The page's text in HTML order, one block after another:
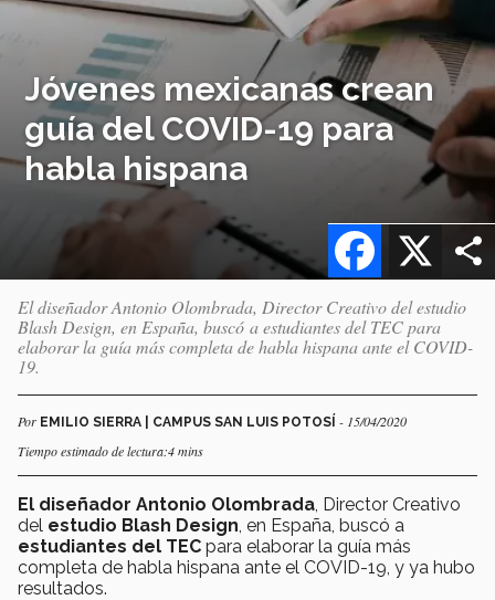
Jóvenes mexicanas crean
guía del COVID-19 para
habla hispana
X
Facebook
El diseñador Antonio Olombrada, Director Creativo del estudio
Blash Design, en España, buscó a estudiantes del TEC para
elaborar la guía más completa de habla hispana ante el COVID-
19.
Por EMILIO SIERRA | CAMPUS SAN LUIS POTOSÍ - 15/04/2020
Tiempo estimado de lectura:4 mins
El diseñador Antonio Olombrada , Director Creativo
del estudio Blash Design , en España, buscó a
estudiantes del TEC para elaborar la guía más
completa de habla hispana ante el COVID-19, y ya hubo
resultados.